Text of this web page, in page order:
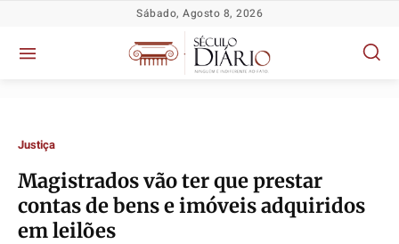
Política
Socioeconômicas
Política
Socioeconômicas
Política
Socioeconômicas
Política
Socioeconômicas
Sábado, Agosto 8, 2026
Justiça
Magistrados vão ter que prestar
contas de bens e imóveis adquiridos
em leilões